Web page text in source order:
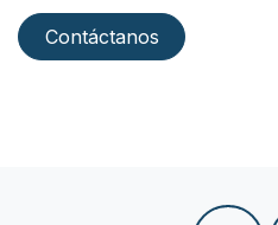
Contáctanos